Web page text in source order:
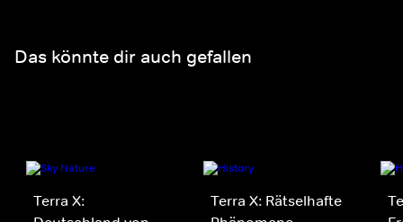
Das könnte dir auch gefallen
Terra X:
Terra X: Rätselhafte